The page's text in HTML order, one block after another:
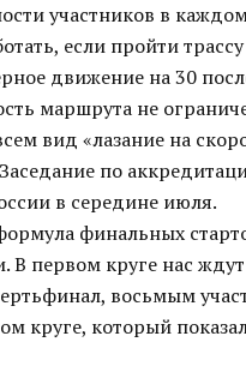
участников в
если пройти трассу
движение на 30
маршрута не
вид «лазание на
по
в середине июля.
финальных
В первом круге нас
восьмым
круге, который